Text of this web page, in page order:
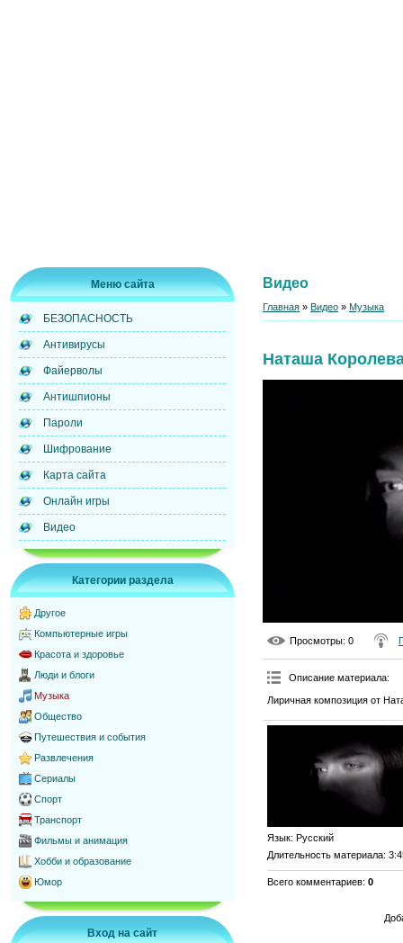
Меню сайта
БЕЗОПАСНОСТЬ
Антивирусы
Файерволы
Антишпионы
Пароли
Шифрование
Карта сайта
Онлайн игры
Видео
Категории раздела
Другое
Компьютерные игры
Красота и здоровье
Люди и блоги
Музыка
Общество
Путешествия и события
Развлечения
Сериалы
Спорт
Транспорт
Фильмы и анимация
Хобби и образование
Юмор
Вход на сайт
Видео
Главная » Видео » Музыка
Наташа
Просмотры: 0
Описание материала:
Лиричная композиция от
Язык: Русский
Длительность материала:
Всего комментариев: 0